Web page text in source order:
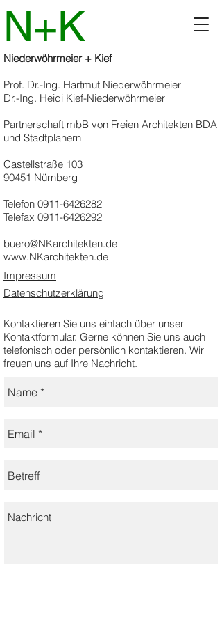
N+K
Niederwöhrmeier + Kief
Prof. Dr.-Ing. Hartmut Niederwöhrmeier
Dr.-Ing. Heidi Kief-Niederwöhrmeier
Partnerschaft mbB von Freien Architekten BDA
und Stadtplanern
Castellstraße 103
90451 Nürnberg
Telefon 0911-6426282
Telefax 0911-6426292
buero@NKarchitekten.de
www.NKarchitekten.de
Impressum
Datenschutzerklärung
Kontaktieren Sie uns einfach über unser
Kontaktformular. Gerne können Sie uns auch
telefonisch oder persönlich kontaktieren. Wir
freuen uns auf Ihre Nachricht.